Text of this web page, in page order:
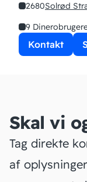
2680Solrød
9
Kontakt
Skal vi
Tag direkte
af